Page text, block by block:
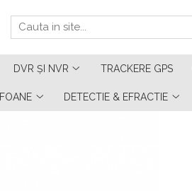
DVR ȘI NVR TRACKERE GPS
DETECTIE & EFRACTIE